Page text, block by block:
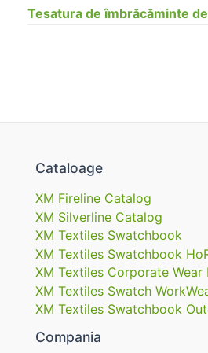
Tesatura de îmbrăcăminte
Cataloage
XM Fireline Catalog
XM Silverline Catalog
XM Textiles Swatchbook
XM Textiles Swatchbook
XM Textiles Corporate Wear
XM Textiles Swatch
XM Textiles Swatchbook
Compania